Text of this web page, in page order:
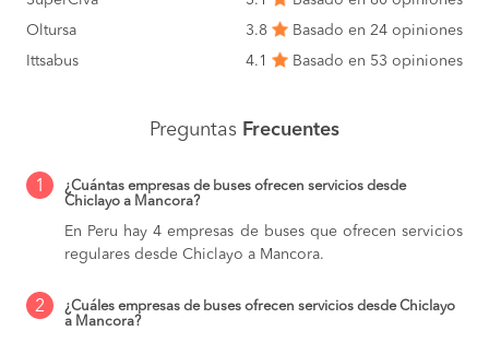
Oltursa
3.8
Basado en 24 opiniones
Ittsabus
4.1 Basado en 53 opiniones
Preguntas Frecuentes
1
¿Cuántas empresas de buses ofrecen servicios desde
Chiclayo a Mancora?
En Peru hay 4 empresas de buses que ofrecen servicios
regulares desde Chiclayo a Mancora.
2
¿Cuáles empresas de buses ofrecen servicios desde Chiclayo
a Mancora?